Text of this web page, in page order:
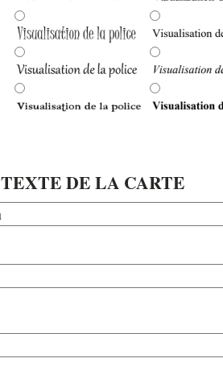
TEXTE DE LA CARTE